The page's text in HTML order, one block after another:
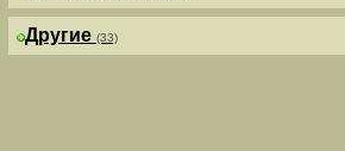
Другие (33)